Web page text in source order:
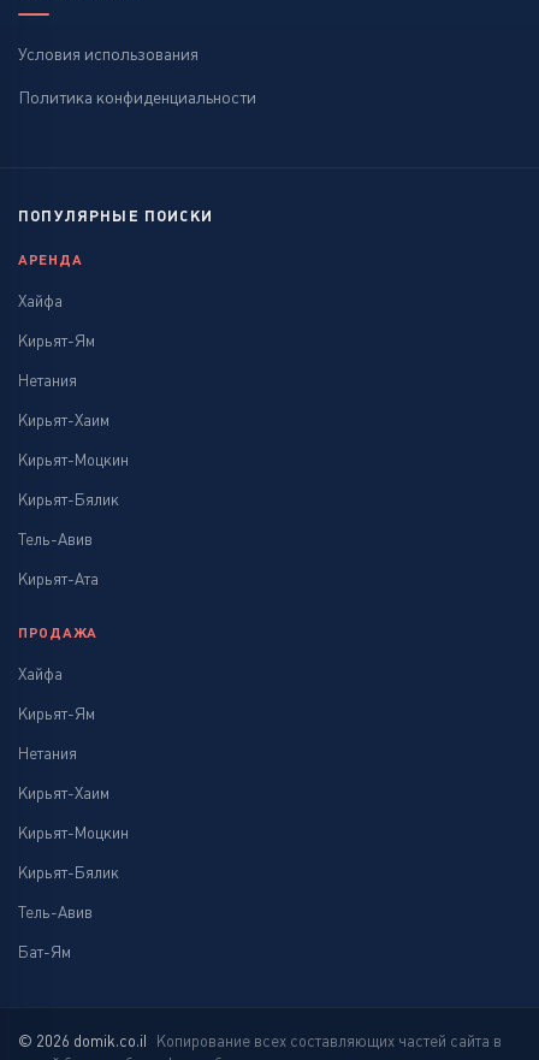
Условия использования
Политика конфиденциальности
ПОПУЛЯРНЫЕ ПОИСКИ
АРЕНДА
Хайфа
Кирьят-Ям
Нетания
Кирьят-Хаим
Кирьят-Моцкин
Кирьят-Бялик
Тель-Авив
Кирьят-Ата
ПРОДАЖА
Хайфа
Кирьят-Ям
Нетания
Кирьят-Хаим
Кирьят-Моцкин
Кирьят-Бялик
Тель-Авив
Бат-Ям
© 2026 domik.co.il
Копирование всех составляющих частей сайта в